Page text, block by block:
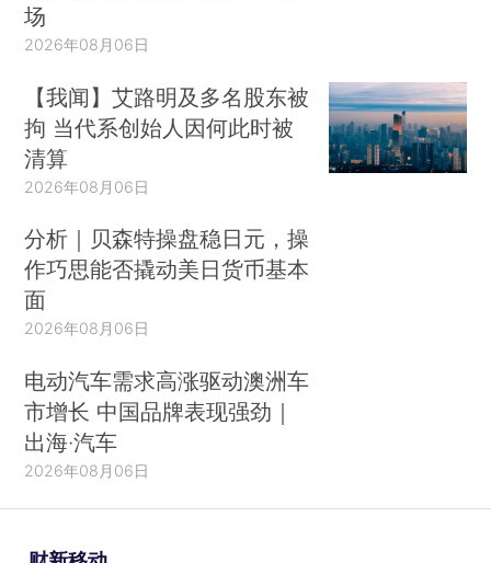
场
2026年08月06日
【我闻】艾路明及多名股东被
拘 当代系创始人因何此时被
清算
2026年08月06日
分析｜贝森特操盘稳日元，操
作巧思能否撬动美日货币基本
面
2026年08月06日
电动汽车需求高涨驱动澳洲车
市增长 中国品牌表现强劲｜
出海·汽车
2026年08月06日